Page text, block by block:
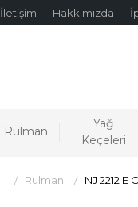
İletişim Hakkımızda
Rulman
Yağ
Keçeleri
Rulman NJ 2212 E